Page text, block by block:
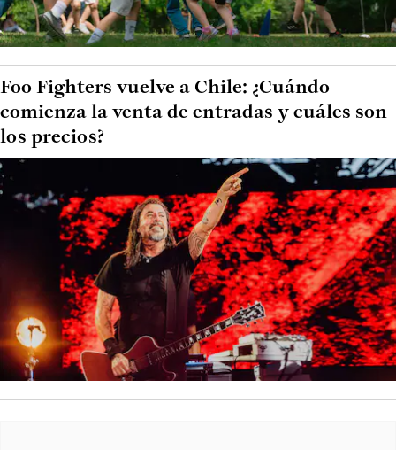
Foo Fighters vuelve a Chile: ¿Cuándo
comienza la venta de entradas y cuáles son
los precios?